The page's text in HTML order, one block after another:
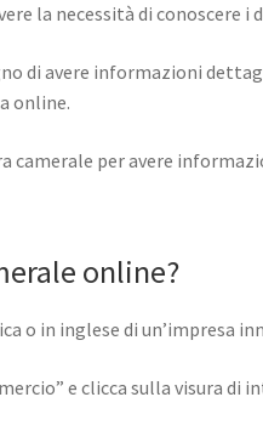
la necessità di conoscere
di avere informazioni
online.
camerale per avere
online?
o in inglese di un’impresa
e clicca sulla visura di